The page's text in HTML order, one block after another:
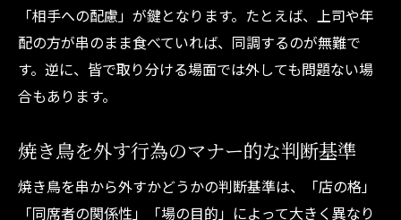
「相手への配慮」が鍵となります。たとえば、上司や年
配の方が串のまま食べていれば、同調するのが無難で
す。逆に、皆で取り分ける場面では外しても問題ない場
合もあります。
焼き鳥を外す行為のマナー的な判断基準
焼き鳥を串から外すかどうかの判断基準は、「店の格」
「同席者の関係性」「場の目的」によって大きく異なり